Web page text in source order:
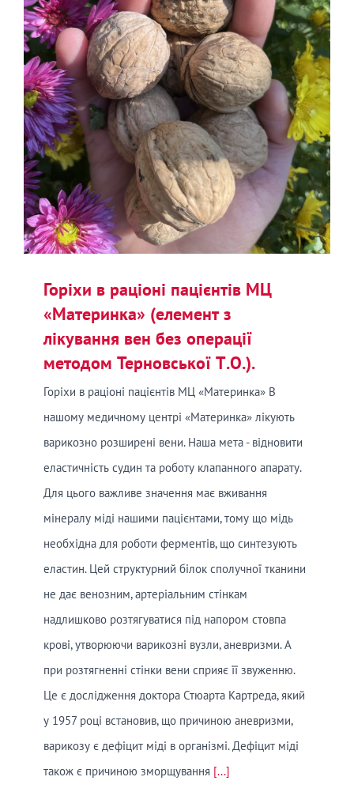
Горіхи в раціоні пацієнтів МЦ
«Материнка» (елемент з
лікування вен без операції
методом Терновської Т.О.).
Горіхи в раціоні пацієнтів МЦ «Материнка» В
нашому медичному центрі «Материнка» лікують
варикозно розширені вени. Наша мета - відновити
еластичність судин та роботу клапанного апарату.
Для цього важливе значення має вживання
мінералу міді нашими пацієнтами, тому що мідь
необхідна для роботи ферментів, що синтезують
еластин. Цей структурний білок сполучної тканини
не дає венозним, артеріальним стінкам
надлишково розтягуватися під напором стовпа
крові, утворюючи варикозні вузли, аневризми. А
при розтягненні стінки вени сприяє її звуженню.
Це є дослідження доктора Стюарта Картреда, який
у 1957 році встановив, що причиною аневризми,
варикозу є дефіцит міді в організмі. Дефіцит міді
також є причиною зморщування [...]